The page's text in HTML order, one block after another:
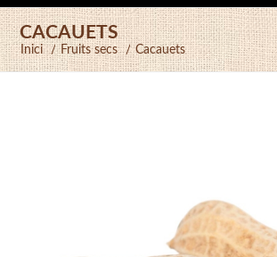
CACAUETS
Inici / Fruits secs / Cacauets